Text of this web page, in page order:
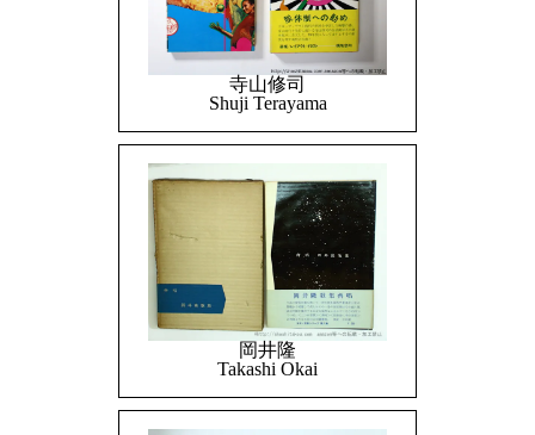
寺山修司
Shuji Terayama
岡井隆
Takashi Okai